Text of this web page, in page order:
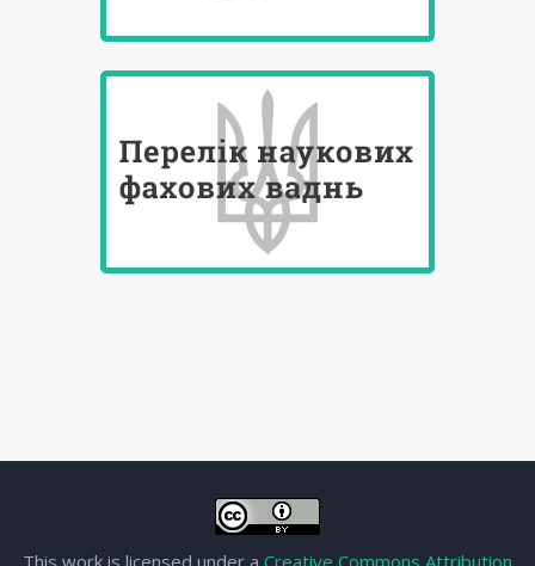
This work is licensed under a Creative Commons Attribution